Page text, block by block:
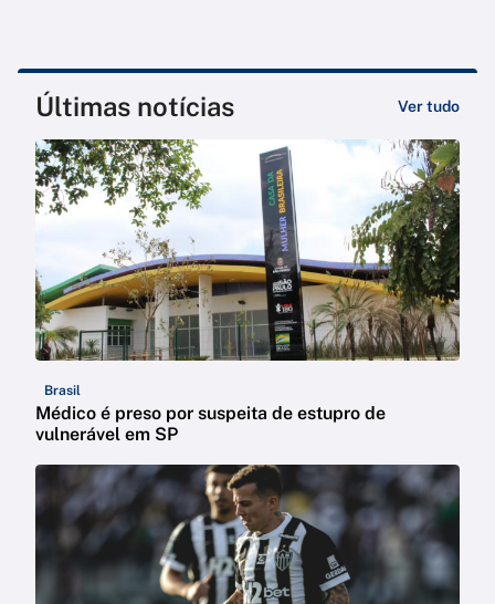
Últimas notícias Ver tudo
Brasil
Médico é preso por suspeita de estupro de
vulnerável em SP